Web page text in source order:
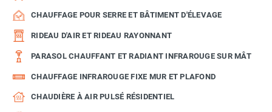
CHAUFFAGE POUR SERRE ET BÂTIMENT D'ÉLEVAGE
RIDEAU D'AIR ET RIDEAU RAYONNANT
PARASOL CHAUFFANT ET RADIANT INFRAROUGE SUR MÂT
CHAUFFAGE INFRAROUGE FIXE MUR ET PLAFOND
CHAUDIÈRE À AIR PULSÉ RÉSIDENTIEL